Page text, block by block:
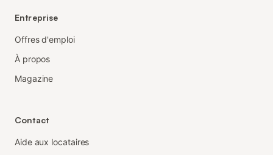
Entreprise
Offres d'emploi
À propos
Magazine
Contact
Aide aux locataires